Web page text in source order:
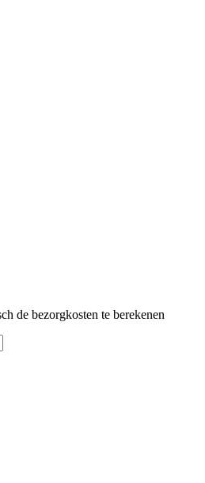
de bezorgkosten te berekenen